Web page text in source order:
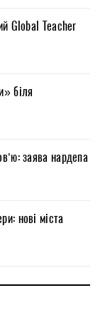
Global Teacher
біля
заява нардепа
нові міста